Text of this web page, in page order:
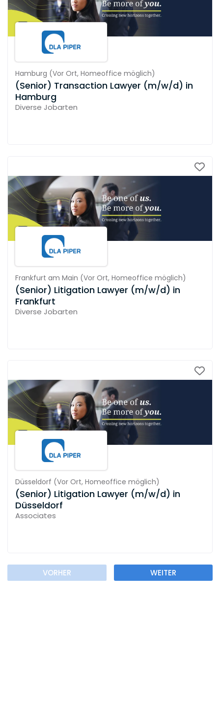
Hamburg (Vor Ort, Homeoffice möglich)
(Senior) Transaction Lawyer (m/w/d) in
Hamburg
Diverse Jobarten
Frankfurt am Main (Vor Ort, Homeoffice möglich)
(Senior) Litigation Lawyer (m/w/d) in
Frankfurt
Diverse Jobarten
Düsseldorf (Vor Ort, Homeoffice möglich)
(Senior) Litigation Lawyer (m/w/d) in
Düsseldorf
Associates
VORHER WEITER